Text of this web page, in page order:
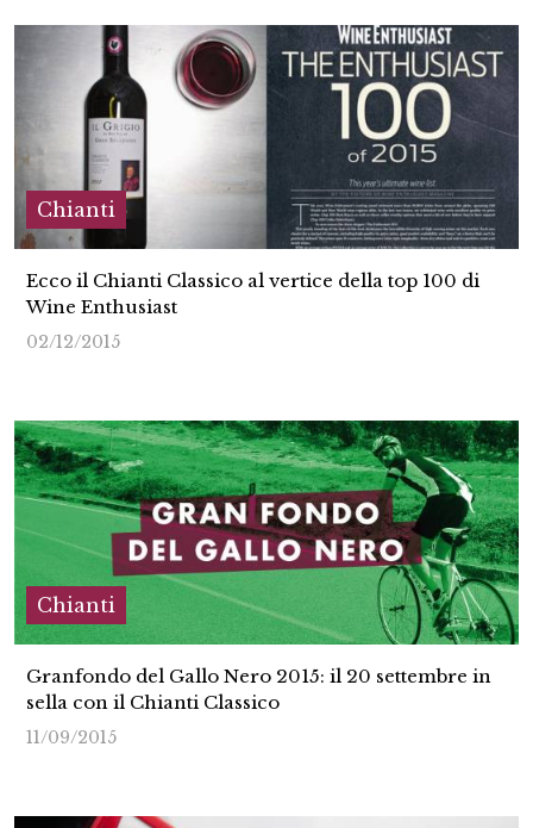
Chianti
Ecco il Chianti Classico al vertice della top 100 di
Wine Enthusiast
02/12/2015
Chianti
Granfondo del Gallo Nero 2015: il 20 settembre in
sella con il Chianti Classico
11/09/2015